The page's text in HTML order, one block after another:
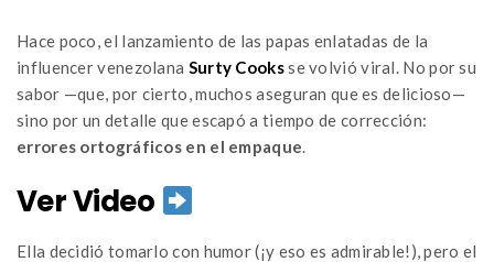
Hace poco, el lanzamiento de las papas enlatadas de la
influencer venezolana Surty Cooksse volvió viral. No por su
sabor —que, por cierto, muchos aseguran que es delicioso—
sino por un detalle que escapó a tiempo de corrección:
errores ortográficos en el empaque.
Ver Video
Ella decidió tomarlo con humor (¡y eso es admirable!), pero el